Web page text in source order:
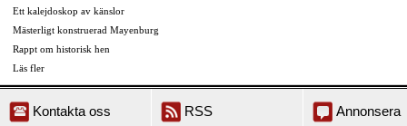
Ett kalejdoskop av känslor
Mästerligt konstruerad Mayenburg
Rappt om historisk hen
Läs fler
Kontakta oss RSS Annonsera